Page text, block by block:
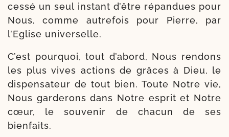
ces­sé un seul ins­tant d’être répan­dues pour
Nous, comme autre­fois pour Pierre, par
l’Eglise universelle.
C’est pour­quoi, tout d’abord, Nous ren­dons
les plus vives actions de grâces à Dieu, le
dis­pen­sa­teur de tout bien. Toute Notre vie,
Nous gar­de­rons dans Notre esprit et Notre
cœur, le sou­ve­nir de cha­cun de ses
bienfaits.